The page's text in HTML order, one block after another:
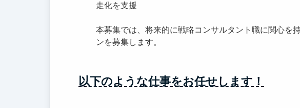
走化を支援
本募集では、将来的に戦略コンサルタント職に関心を
ンを募集します。
以下のような仕事をお任せします！